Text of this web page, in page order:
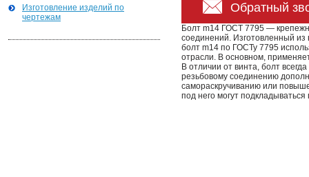
Изготовление изделий по
чертежам
Обратный
Болт m14 ГОСТ 7795 —
соединений. Изготовленный из
болт m14 по ГОСТу 7795
отрасли. В основном,
В отличии от винта, болт
резьбовому соединению
самораскручиванию или
под него могут